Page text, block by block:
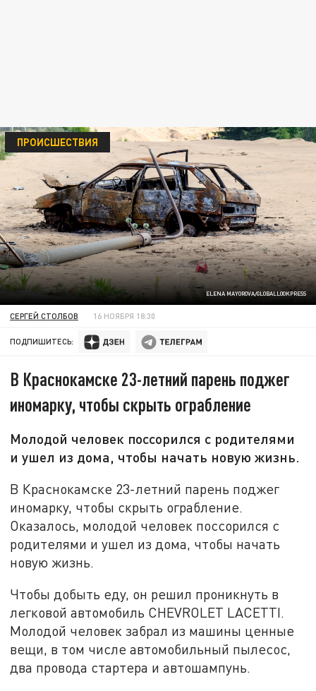
ELENA MAYOROVA/GLOBALLOOKPRESS
ПРОИСШЕСТВИЯ
СЕРГЕЙ СТОЛБОВ 16 НОЯБРЯ 18:30
ПОДПИШИТЕСЬ:
В Краснокамске 23-летний парень поджег
иномарку, чтобы скрыть ограбление
Молодой человек поссорился с родителями
и ушел из дома, чтобы начать новую жизнь.
В Краснокамске 23-летний парень поджег
иномарку, чтобы скрыть ограбление.
Оказалось, молодой человек поссорился с
родителями и ушел из дома, чтобы начать
новую жизнь.
Чтобы добыть еду, он решил проникнуть в
легковой автомобиль CHEVROLET LACETTI.
Молодой человек забрал из машины ценные
вещи, в том числе автомобильный пылесос,
два провода стартера и автошампунь.